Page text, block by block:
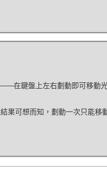
在鍵盤上左右劃動即可移動
結果可想而知，劃動一次只能